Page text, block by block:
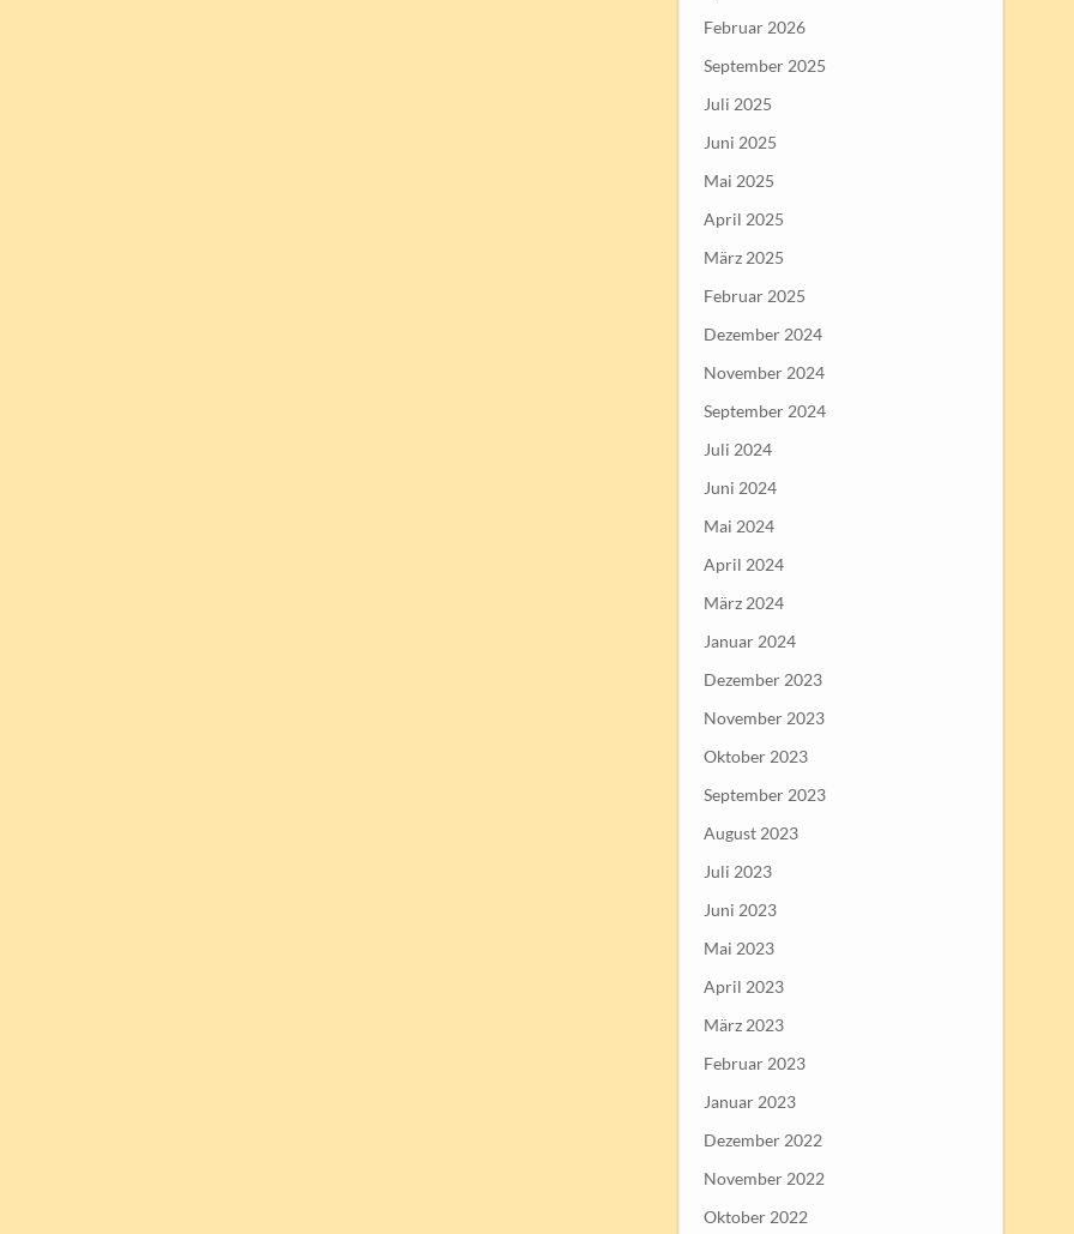
Februar 2026
September 2025
Juli 2025
Juni 2025
Mai 2025
April 2025
März 2025
Februar 2025
Dezember 2024
November 2024
September 2024
Juli 2024
Juni 2024
Mai 2024
April 2024
März 2024
Januar 2024
Dezember 2023
November 2023
Oktober 2023
September 2023
August 2023
Juli 2023
Juni 2023
Mai 2023
April 2023
März 2023
Februar 2023
Januar 2023
Dezember 2022
November 2022
Oktober 2022